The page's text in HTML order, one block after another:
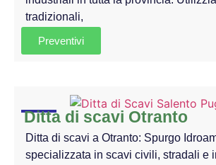
tradizionali,
Preventivi
Ditta di scavi Otranto
Ditta di scavi a Otranto: Spurgo
specializzata in scavi civili, stradali e